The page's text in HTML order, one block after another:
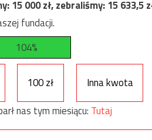
15 000zł, zebraliśmy:15 633,5
fundacji.
104%
100 zł
Inna kwota
nas tym miesiącu: Tutaj